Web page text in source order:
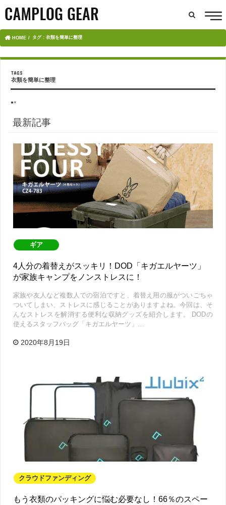
HOME タグ : 衣類を簡単に整理
衣類を簡単に整理
●×
最新記事
ギア
4人分の着替えがスッキリ！DOD「キガエルヤーツ」
が家族キャンプをノンストレスに！
家族や友人など複数人での宿泊ですと、着替え用の服がついごちゃ
ついてしまい、ストレスに感じることがありますよね。今回は、そ
んなストレスを解消する便利な収納グッズを紹介します。 DODの
使えるスタッフバッグ「キガエルヤーツ」…
2020年8月19日
クラウドファンディング
もう衣類のパッキングに悩む必要なし！66％のスペー